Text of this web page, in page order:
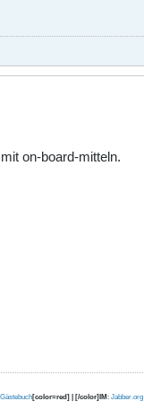
on-board-mitteln.
Gästebuch[color=red] | [/color]IM: Jabber.org